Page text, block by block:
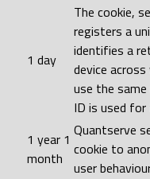
1 day
The cookie,
registers a
identifies a
device
use the
ID is used
1 year 1
month
Quantserve
cookie to
user